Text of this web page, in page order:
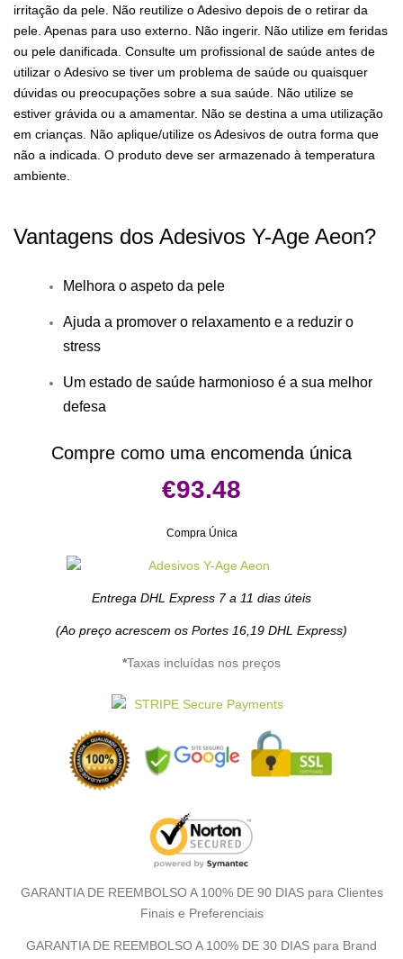
irritação da pele. Não reutilize o Adesivo depois de o retirar da
pele. Apenas para uso externo. Não ingerir. Não utilize em feridas
ou pele danificada. Consulte um profissional de saúde antes de
utilizar o Adesivo se tiver um problema de saúde ou quaisquer
dúvidas ou preocupações sobre a sua saúde. Não utilize se
estiver grávida ou a amamentar. Não se destina a uma utilização
em crianças. Não aplique/utilize os Adesivos de outra forma que
não a indicada. O produto deve ser armazenado à temperatura
ambiente.
Vantagens dos Adesivos Y-Age Aeon?
Melhora o aspeto da pele
Ajuda a promover o relaxamento e a reduzir o
stress
Um estado de saúde harmonioso é a sua melhor
defesa
Compre como uma encomenda única
€93.48
Compra Única
Entrega DHL Express 7 a 11 dias úteis
(Ao preço acrescem os Portes 16,19 DHL Express)
*Taxas incluídas nos preços
GARANTIA DE REEMBOLSO A 100% DE 90 DIAS para Clientes
Finais e Preferenciais
GARANTIA DE REEMBOLSO A 100% DE 30 DIAS para Brand